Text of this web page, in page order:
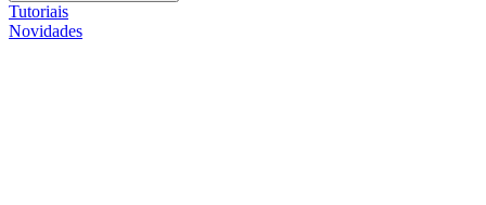
Tutoriais
Novidades